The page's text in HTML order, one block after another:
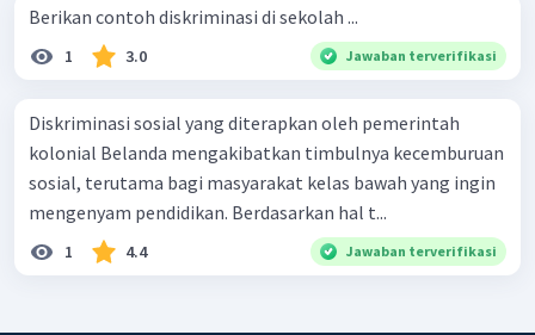
Berikan contoh diskriminasi di sekolah ...
1 3.0 Jawaban terverifikasi
Diskriminasi sosial yang diterapkan oleh pemerintah
kolonial Belanda mengakibatkan timbulnya kecemburuan
sosial, terutama bagi masyarakat kelas bawah yang ingin
mengenyam pendidikan. Berdasarkan hal t...
1 4.4 Jawaban terverifikasi